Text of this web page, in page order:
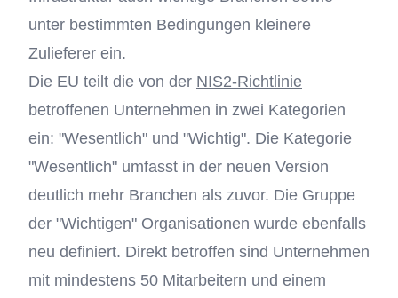
unter bestimmten Bedingungen kleinere
Zulieferer ein.
Die EU teilt die von der NIS2-Richtlinie
betroffenen Unternehmen in zwei Kategorien
ein: "Wesentlich" und "Wichtig". Die Kategorie
"Wesentlich" umfasst in der neuen Version
deutlich mehr Branchen als zuvor. Die Gruppe
der "Wichtigen" Organisationen wurde ebenfalls
neu definiert. Direkt betroffen sind Unternehmen
mit mindestens 50 Mitarbeitern und einem